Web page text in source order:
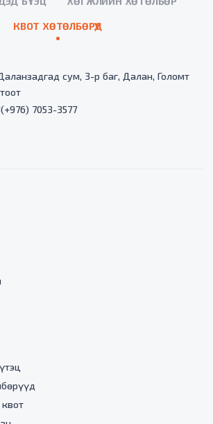
КВОТ ХӨТӨЛБӨРҮҮД
сум, 3-р баг, Далан, Голомт
(+976) 7053-3577